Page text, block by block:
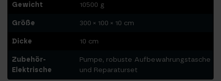
Gewicht 10500 g
Größe 300 × 100 × 10 cm
Dicke 10 cm
Zubehör-
Elektrische
Pumpe, robuste Aufbewahrungstasche
und Reparaturset